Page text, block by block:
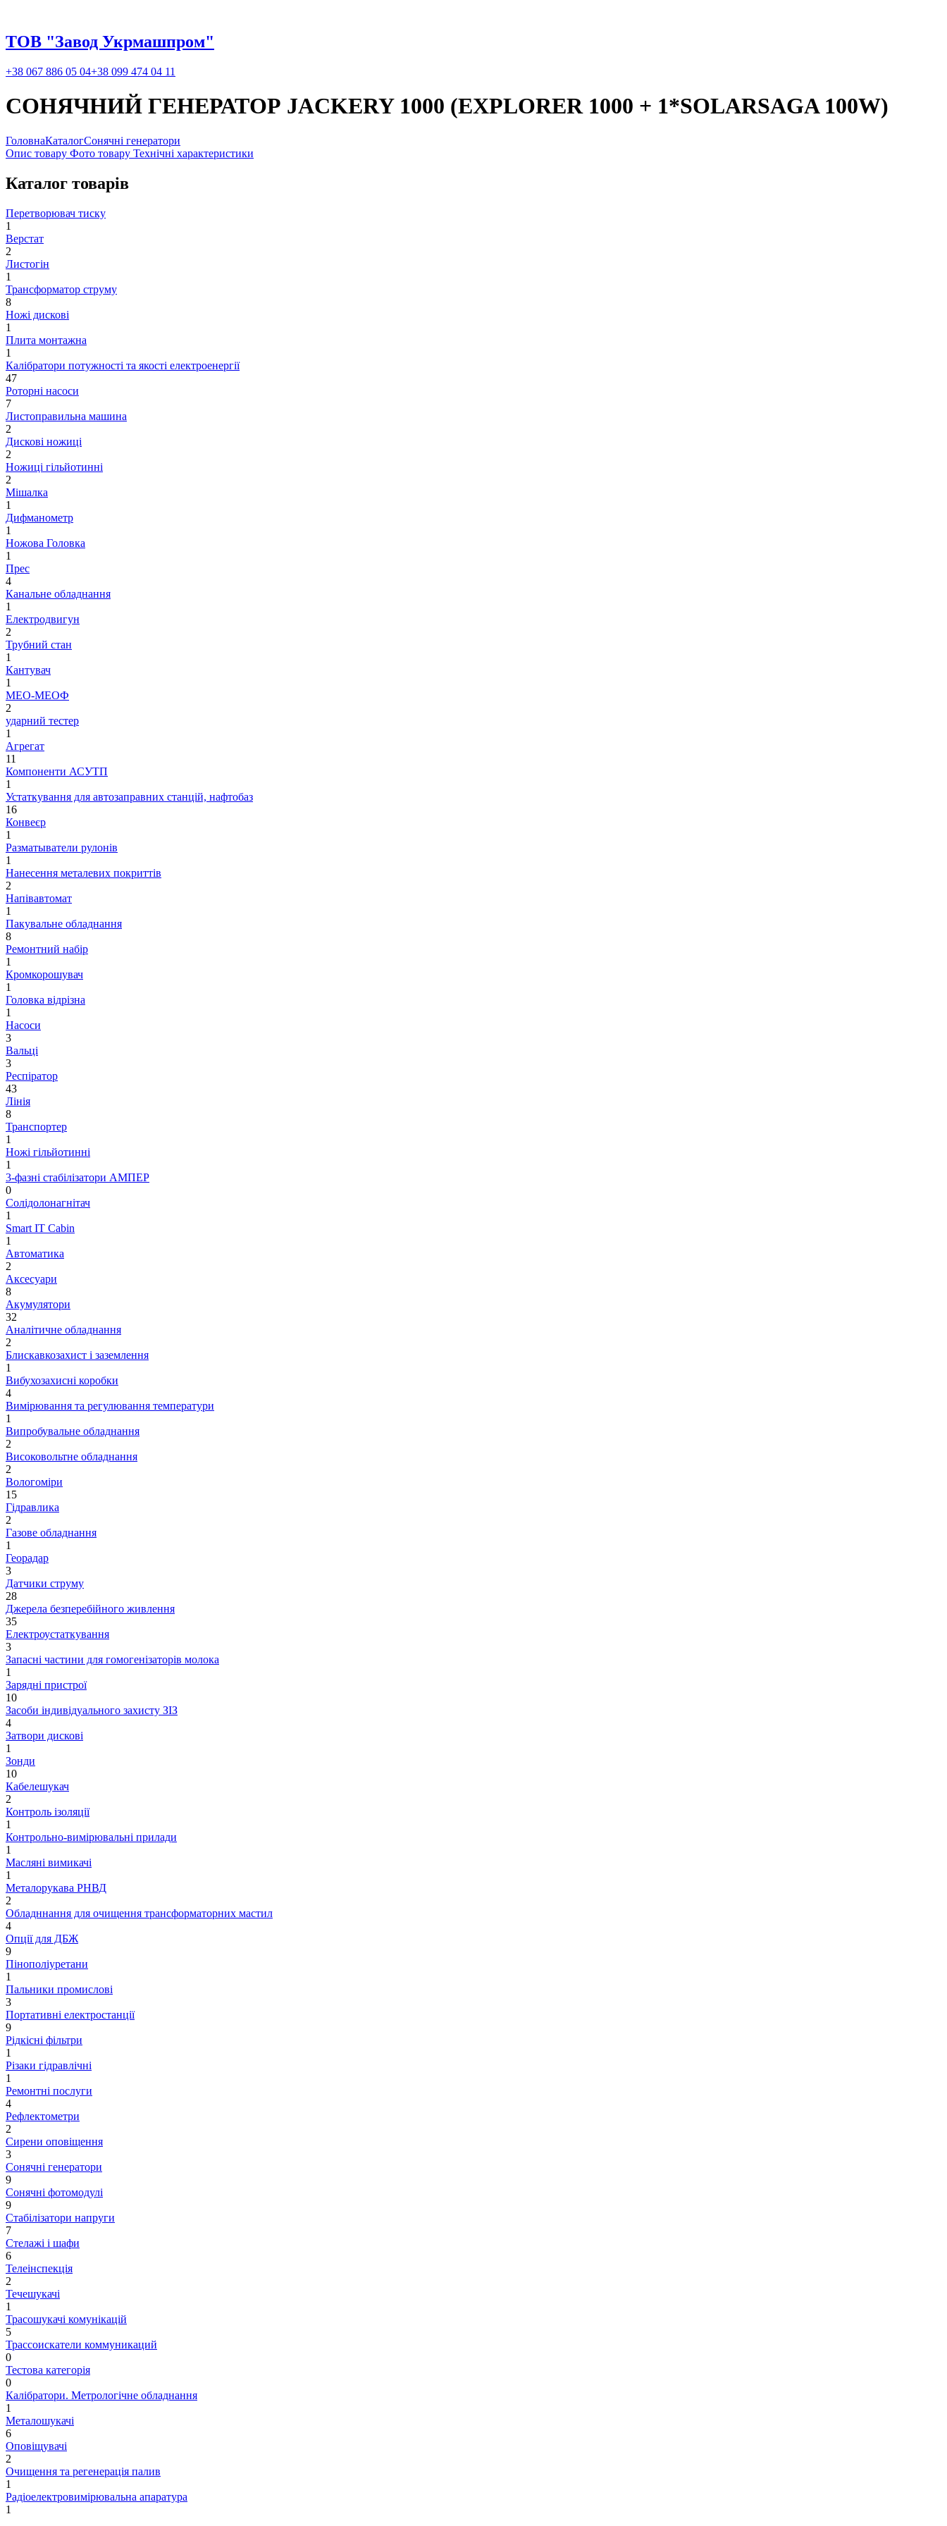
ТОВ "Завод Укрмашпром"
+38 067 886 05 04+38 099 474 04 11
СОНЯЧНИЙ ГЕНЕРАТОР JACKERY 1000 (EXPLORER 1000 + 1*SOLARSAGA 100W)
ГоловнаКаталогСонячні генератори
Опис товару Фото товару Технічні характеристики
Каталог товарів
Перетворювач тиску
1
Верстат
2
Листогін
1
Трансформатор струму
8
Ножі дискові
1
Плита монтажна
1
Калібратори потужності та якості електроенергії
47
Роторні насоси
7
Листоправильна машина
2
Дискові ножиці
2
Ножиці гільйотинні
2
Мішалка
1
Дифманометр
1
Ножова Головка
1
Прес
4
Канальне обладнання
1
Електродвигун
2
Трубний стан
1
Кантувач
1
МЕО-МЕОФ
2
ударний тестер
1
Агрегат
11
Компоненти АСУТП
1
Устаткування для автозаправних станцій, нафтобаз
16
Конвеєр
1
Разматыватели рулонів
1
Нанесення металевих покриттів
2
Напівавтомат
1
Пакувальне обладнання
8
Ремонтний набір
1
Кромкорошувач
1
Головка відрізна
1
Насоси
3
Вальці
3
Респіратор
43
Лінія
8
Транспортер
1
Ножі гільйотинні
1
3-фазні стабілізатори АМПЕР
0
Cолідолонагнітач
1
Smart IT Cabin
1
Автоматика
2
Аксесуари
8
Акумулятори
32
Аналітичне обладнання
2
Блискавкозахист і заземлення
1
Вибухозахисні коробки
4
Вимірювання та регулювання температури
1
Випробувальне обладнання
2
Високовольтне обладнання
2
Вологоміри
15
Гідравлика
2
Газове обладнання
1
Георадар
3
Датчики струму
28
Джерела безперебійного живлення
35
Електроустаткування
3
Запасні частини для гомогенізаторів молока
1
Зарядні пристрої
10
Засоби індивідуального захисту ЗІЗ
4
Затвори дискові
1
Зонди
10
Кабелешукач
2
Контроль ізоляції
1
Контрольно-вимірювальні прилади
1
Масляні вимикачі
1
Металорукава РНВД
2
Обладннання для очищення трансформаторних мастил
4
Опції для ДБЖ
9
Пінополіуретани
1
Пальники промислові
3
Портативні електростанції
9
Рідкісні фільтри
1
Різаки гідравлічні
1
Ремонтнi послуги
4
Рефлектометри
2
Сирени оповіщення
3
Сонячні генератори
9
Сонячні фотомодулі
9
Стабілізатори напруги
7
Стелажі і шафи
6
Телеінспекція
2
Течешукачі
1
Трасошукачі комунікацій
5
Трассоискатели коммуникаций
0
Тестова категорія
0
Калібратори. Метрологічне обладнання
1
Металошукачі
6
Оповіщувачі
2
Очищення та регенерація палив
1
Радіоелектровимірювальна апаратура
1